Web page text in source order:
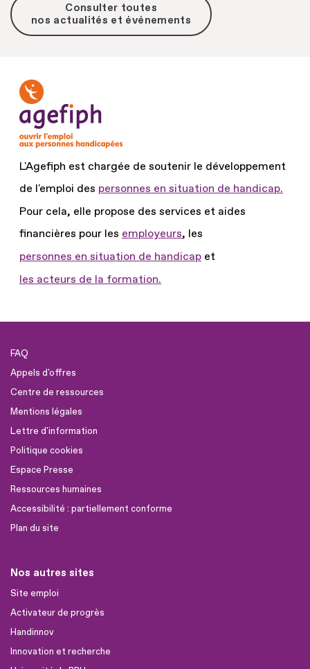
Consulter toutes
nos actualités et événements
L'Agefiph est chargée de soutenir le développement
de l'emploi des personnes en situation de handicap.
Pour cela, elle propose des services et aides
financières pour les employeurs, les
personnes en situation de handicap et
les acteurs de la formation.
FAQ
Appels d'offres
Centre de ressources
Mentions légales
Lettre d'information
Politique cookies
Espace Presse
Ressources humaines
Accessibilité : partiellement conforme
Plan du site
Nos autres sites
Site emploi
Activateur de progrès
Handinnov
Innovation et recherche